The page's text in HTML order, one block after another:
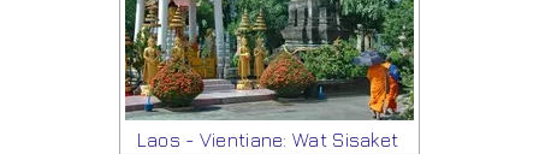
Laos - Vientiane: Wat Sisaket